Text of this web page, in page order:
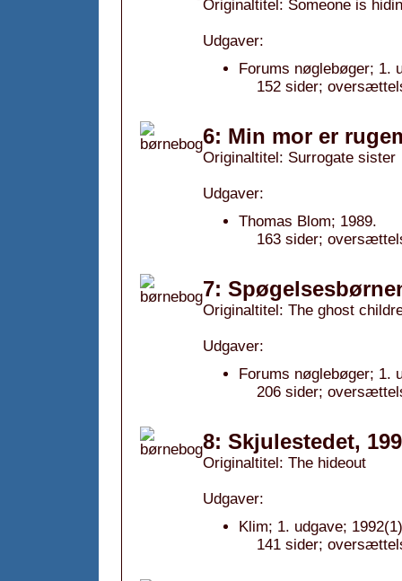
Originaltitel: Someone is
Udgaver:
Forums nøglebøger; 1.
152 sider;
6: Min mor er
Originaltitel: Surrogate sister
Udgaver:
Thomas Blom; 1989.
163 sider;
7:
Originaltitel: The ghost
Udgaver:
Forums nøglebøger; 1.
206 sider;
8: Skjulestedet,
Originaltitel: The hideout
Udgaver:
Klim; 1. udgave;
141 sider;